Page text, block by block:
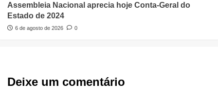
Assembleia Nacional aprecia hoje Conta-Geral do
Estado de 2024
6 de agosto de 2026 0
Deixe um comentário